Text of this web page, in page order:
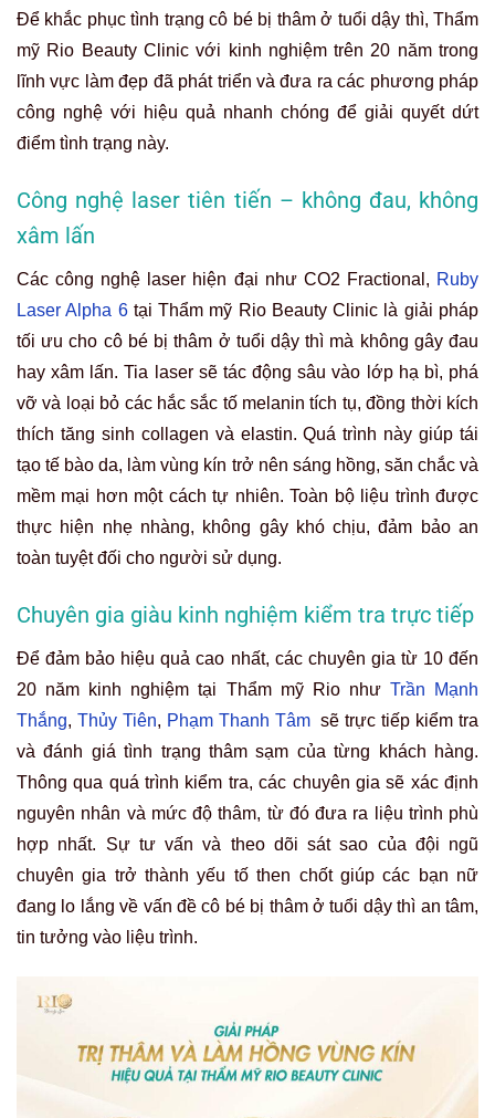
Để khắc phục tình trạng cô bé bị thâm ở tuổi dậy thì, Thẩm
mỹ Rio Beauty Clinic với kinh nghiệm trên 20 năm trong
lĩnh vực làm đẹp đã phát triển và đưa ra các phương pháp
công nghệ với hiệu quả nhanh chóng để giải quyết dứt
điểm tình trạng này.
Công nghệ laser tiên tiến – không đau, không
xâm lấn
Các công nghệ laser hiện đại như CO2 Fractional, Ruby
Laser Alpha 6tại Thẩm mỹ Rio Beauty Clinic là giải pháp
tối ưu cho cô bé bị thâm ở tuổi dậy thì mà không gây đau
hay xâm lấn. Tia laser sẽ tác động sâu vào lớp hạ bì, phá
vỡ và loại bỏ các hắc sắc tố melanin tích tụ, đồng thời kích
thích tăng sinh collagen và elastin. Quá trình này giúp tái
tạo tế bào da, làm vùng kín trở nên sáng hồng, săn chắc và
mềm mại hơn một cách tự nhiên. Toàn bộ liệu trình được
thực hiện nhẹ nhàng, không gây khó chịu, đảm bảo an
toàn tuyệt đối cho người sử dụng.
Chuyên gia giàu kinh nghiệm kiểm tra trực tiếp
Để đảm bảo hiệu quả cao nhất, các chuyên gia từ 10 đến
20 năm kinh nghiệm tại Thẩm mỹ Rio như Trần Mạnh
Thắng, Thủy Tiên, Phạm Thanh Tâmsẽ trực tiếp kiểm tra
và đánh giá tình trạng thâm sạm của từng khách hàng.
Thông qua quá trình kiểm tra, các chuyên gia sẽ xác định
nguyên nhân và mức độ thâm, từ đó đưa ra liệu trình phù
hợp nhất. Sự tư vấn và theo dõi sát sao của đội ngũ
chuyên gia trở thành yếu tố then chốt giúp các bạn nữ
đang lo lắng về vấn đề cô bé bị thâm ở tuổi dậy thì an tâm,
tin tưởng vào liệu trình.